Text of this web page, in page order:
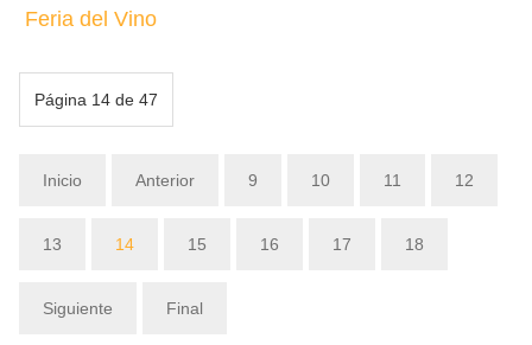
Feria del Vino
Página 14 de 47
Inicio Anterior 9 10 11 12
13 14 15 16 17 18
Siguiente Final